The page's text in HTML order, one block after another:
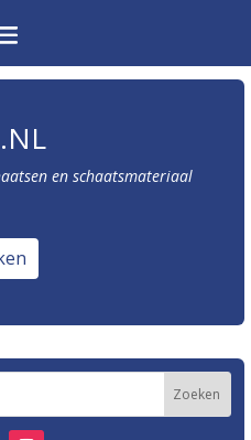
en schaatsmateriaal